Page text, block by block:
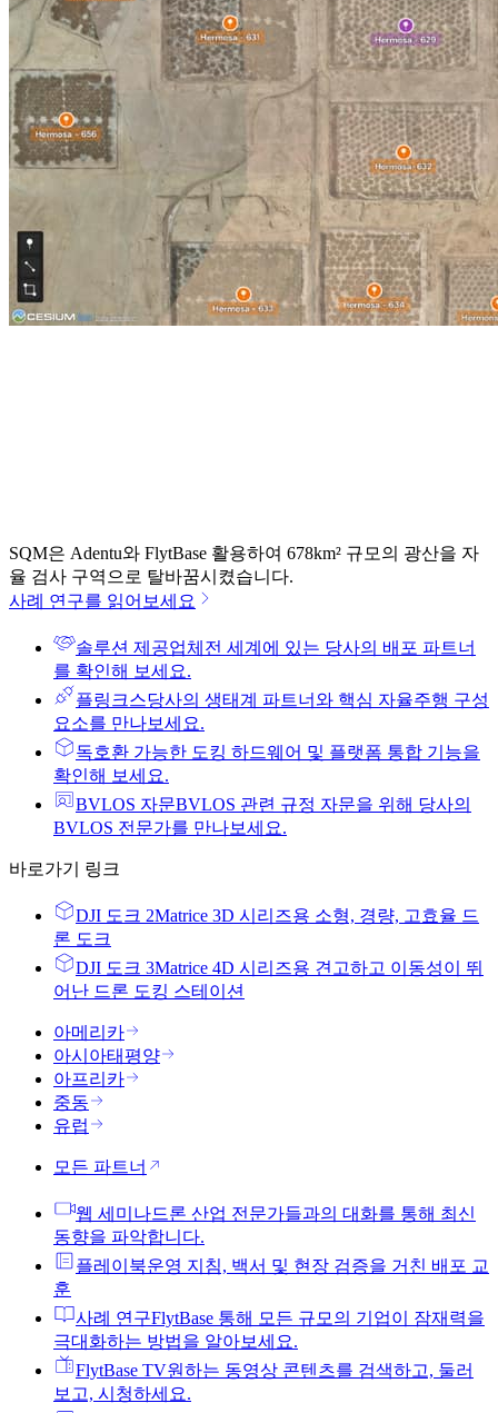
SQM은 Adentu와 FlytBase 활용하여 678km² 규모의 광산을 자
율 검사 구역으로 탈바꿈시켰습니다.
사례 연구를 읽어보세요
솔루션 제공업체 전 세계에 있는 당사의 배포 파트너
를 확인해 보세요.
플링크스당사의 생태계 파트너와 핵심 자율주행 구성
요소를 만나보세요.
독호환 가능한 도킹 하드웨어 및 플랫폼 통합 기능을
확인해 보세요.
BVLOS 자문BVLOS 관련 규정 자문을 위해 당사의
BVLOS 전문가를 만나보세요.
바로가기 링크
DJI 도크 2Matrice 3D 시리즈용 소형, 경량, 고효율 드
론 도크
DJI 도크 3Matrice 4D 시리즈용 견고하고 이동성이 뛰
어난 드론 도킹 스테이션
아메리카
아시아태평양
아프리카
중동
유럽
모든 파트너
웹 세미나드론 산업 전문가들과의 대화를 통해 최신
동향을 파악합니다.
플레이북운영 지침, 백서 및 현장 검증을 거친 배포 교
훈
사례 연구FlytBase 통해 모든 규모의 기업이 잠재력을
극대화하는 방법을 알아보세요.
FlytBase TV원하는 동영상 콘텐츠를 검색하고, 둘러
보고, 시청하세요.